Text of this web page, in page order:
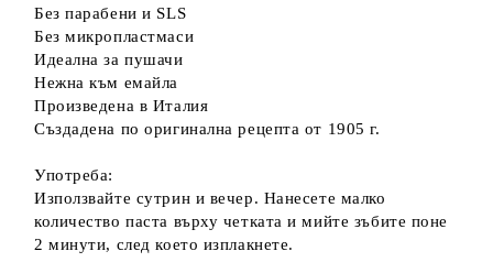
Без парабени и SLS
Без микропластмаси
Идеална за пушачи
Нежна към емайла
Произведена в Италия
Създадена по оригинална рецепта от 1905 г.
Употреба:
Използвайте сутрин и вечер. Нанесете малко
количество паста върху четката и мийте зъбите поне
2 минути, след което изплакнете.